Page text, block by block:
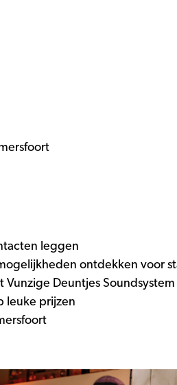
leggen
ontdekken voor
Deuntjes Soundsystem
leuke prijzen